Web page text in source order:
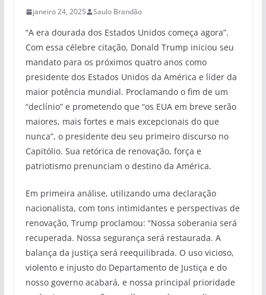
janeiro 24, 2025 Saulo Brandão
“A era dourada dos Estados Unidos começa agora”.
Com essa célebre citação, Donald Trump iniciou seu
mandato para os próximos quatro anos como
presidente dos Estados Unidos da América e líder da
maior potência mundial. Proclamando o fim de um
“declínio” e prometendo que “os EUA em breve serão
maiores, mais fortes e mais excepcionais do que
nunca”, o presidente deu seu primeiro discurso no
Capitólio. Sua retórica de renovação, força e
patriotismo prenunciam o destino da América.
Em primeira análise, utilizando uma declaração
nacionalista, com tons intimidantes e perspectivas de
renovação, Trump proclamou: “Nossa soberania será
recuperada. Nossa segurança será restaurada. A
balança da justiça será reequilibrada. O uso vicioso,
violento e injusto do Departamento de Justiça e do
nosso governo acabará, e nossa principal prioridade